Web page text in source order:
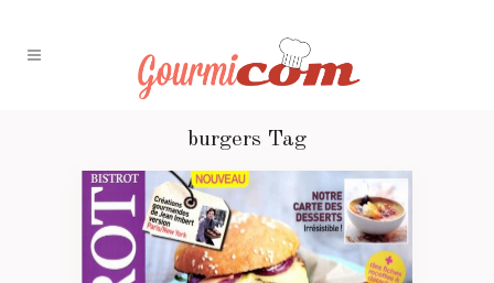
burgers Tag